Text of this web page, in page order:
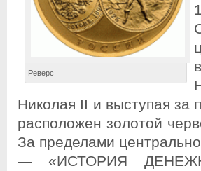
Реверс
Николая II и выступая за
расположен золотой
За пределами
— «ИСТОРИЯ